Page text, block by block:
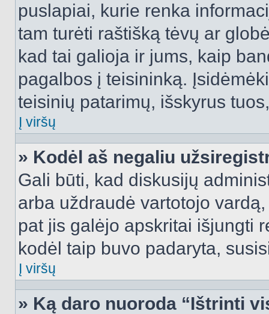
puslapiai, kurie renka
tam turėti raštišką tėvų ar
kad tai galioja ir jums, kaip
pagalbos į teisininką.
teisinių patarimų, išskyrus
Į viršų
» Kodėl aš negaliu
Gali būti, kad diskusijų
arba uždraudė vartotojo
pat jis galėjo apskritai išjungti
kodėl taip buvo padaryta,
Į viršų
» Ką daro nuoroda “Ištrinti